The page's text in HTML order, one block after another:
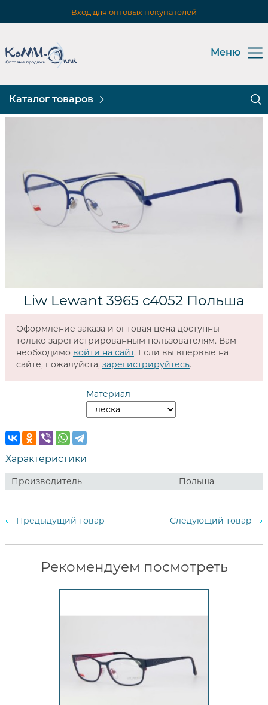
Вход для оптовых покупателей
Меню
Каталог товаров
Liw Lewant 3965 c4052 Польша
Оформление заказа и оптовая цена доступны
только зарегистрированным пользователям. Вам
необходимо войти на сайт. Если вы впервые на
сайте, пожалуйста, зарегистрируйтесь.
Материал
Характеристики
Производитель Польша
Предыдущий товар Следующий товар
Рекомендуем посмотреть